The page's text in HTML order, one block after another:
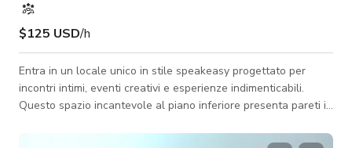
$125 USD/h
Entra in un locale unico in stile speakeasy progettato per
incontri intimi, eventi creativi e esperienze indimenticabili.
Questo spazio incantevole al piano inferiore presenta pareti in
ispirati all'epoca vittoriana, un piccolo palco e un'illuminazione